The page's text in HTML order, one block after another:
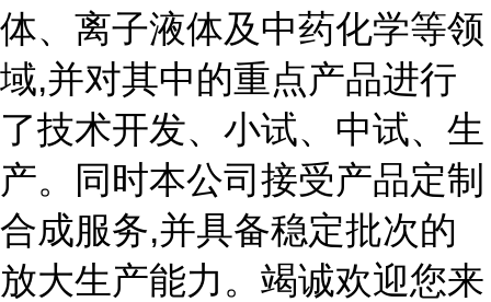
体、离子液体及中药化学等领
域,并对其中的重点产品进行
了技术开发、小试、中试、生
产。同时本公司接受产品定制
合成服务,并具备稳定批次的
放大生产能力。竭诚欢迎您来